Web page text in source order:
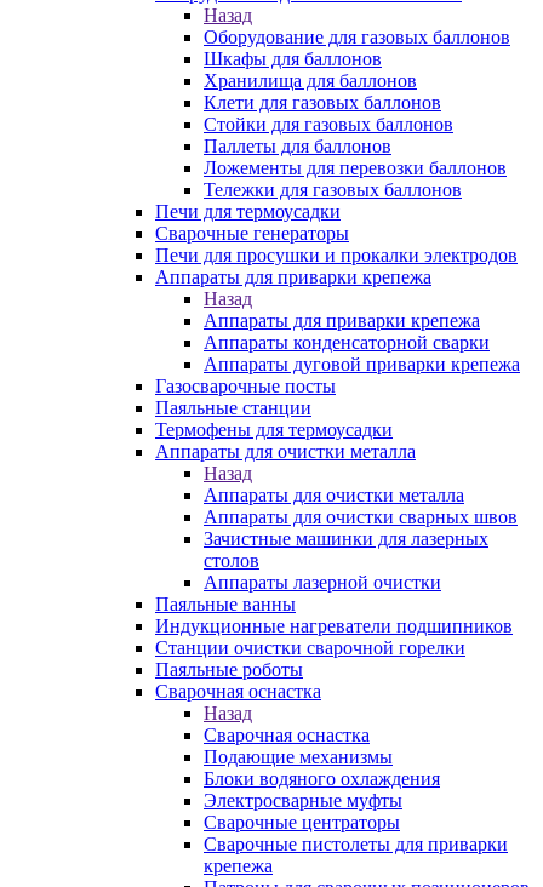
Назад
Оборудование для газовых баллонов
Шкафы для баллонов
Хранилища для баллонов
Клети для газовых баллонов
Стойки для газовых баллонов
Паллеты для баллонов
Ложементы для перевозки баллонов
Тележки для газовых баллонов
Печи для термоусадки
Сварочные генераторы
Печи для просушки и прокалки электродов
Аппараты для приварки крепежа
Назад
Аппараты для приварки крепежа
Аппараты конденсаторной сварки
Аппараты дуговой приварки крепежа
Газосварочные посты
Паяльные станции
Термофены для термоусадки
Аппараты для очистки металла
Назад
Аппараты для очистки металла
Аппараты для очистки сварных швов
Зачистные машинки для лазерных
столов
Аппараты лазерной очистки
Паяльные ванны
Индукционные нагреватели подшипников
Станции очистки сварочной горелки
Паяльные роботы
Сварочная оснастка
Назад
Сварочная оснастка
Подающие механизмы
Блоки водяного охлаждения
Электросварные муфты
Сварочные центраторы
Сварочные пистолеты для приварки
крепежа